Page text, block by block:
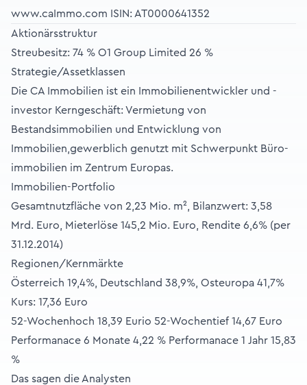
www.caImmo.com ISIN: AT0000641352
Aktionärsstruktur
Streubesitz: 74 % O1 Group Limited 26 %
Strategie/Assetklassen
Die CA Immobilien ist ein Immobilienentwickler und -
investor Kerngeschäft: Vermietung von
Bestandsimmobilien und Entwicklung von
Immobilien,gewerblich genutzt mit Schwerpunkt Büro­
immobilien im Zentrum Europas.
Immobilien-Portfolio
Gesamtnutzfläche von 2,23 Mio. m², Bilanzwert: 3,58
Mrd. Euro, Mieterlöse 145,2 Mio. Euro, Rendite 6,6% (per
31.12.2014)
Regionen/Kernmärkte
Österreich 19,4%, Deutschland 38,9%, Osteuropa 41,7%
Kurs: 17,36 Euro
52-Wochenhoch 18,39 Eurio 52-Wochentief 14,67 Euro
Performanace 6 Monate 4,22 % Performanace 1 Jahr 15,83
%
Das sagen die Analysten